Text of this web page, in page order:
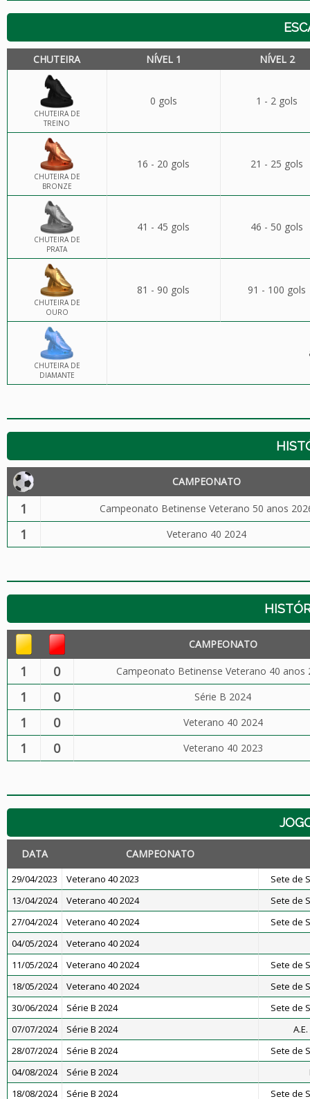
CHUTEIRA NÍVEL 1 NÍVEL 2
CHUTEIRA DE
TREINO
0 gols 1 - 2 gols
CHUTEIRA DE
BRONZE
16 - 20 gols 21 - 25 gols
CHUTEIRA DE
PRATA
41 - 45 gols 46 - 50 gols
CHUTEIRA DE
OURO
81 - 90 gols 91 - 100 gols
CHUTEIRA DE
DIAMANTE
CAMPEONATO
1 Campeonato Betinense Veterano 50 anos
1 Veterano 40 2024
CAMPEONATO
1 0 Campeonato Betinense Veterano 40 anos
1 0 Série B 2024
1 0 Veterano 40 2024
1 0 Veterano 40 2023
DATA CAMPEONATO
29/04/2023 Veterano 40 2023
Sete de
13/04/2024
Veterano 40 2024
Sete de
27/04/2024
Veterano 40 2024
Sete de
04/05/2024
Veterano 40 2024
11/05/2024
Veterano 40 2024
Sete de
18/05/2024
Veterano 40 2024
Sete de
30/06/2024
Série B 2024
Sete de
07/07/2024
Série B 2024
28/07/2024
Série B 2024
Sete de
04/08/2024
Série B 2024
18/08/2024
Série B 2024 Sete de